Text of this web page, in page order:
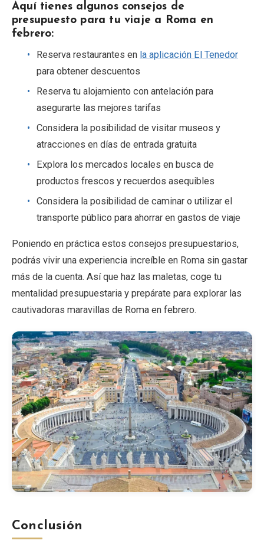
Aquí tienes algunos consejos de
presupuesto para tu viaje a Roma en
febrero:
Reserva restaurantes en la aplicación El Tenedor
para obtener descuentos
Reserva tu alojamiento con antelación para
asegurarte las mejores tarifas
Considera la posibilidad de visitar museos y
atracciones en días de entrada gratuita
Explora los mercados locales en busca de
productos frescos y recuerdos asequibles
Considera la posibilidad de caminar o utilizar el
transporte público para ahorrar en gastos de viaje
Poniendo en práctica estos consejos presupuestarios,
podrás vivir una experiencia increíble en Roma sin gastar
más de la cuenta. Así que haz las maletas, coge tu
mentalidad presupuestaria y prepárate para explorar las
cautivadoras maravillas de Roma en febrero.
Conclusión